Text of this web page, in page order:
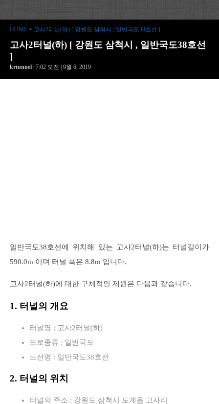
HOME > 고사2터널(하) [ 강원도 삼척시 , 일반국도38호선 ]
고사2터널(하) [ 강원도 삼척시 , 일반국도38호선
]
krtunnel | 7:02 오전 | 9월 6, 2019
일반국도38호선에 위치해 있는 고사2터널(하)는 터널길이가
590.0m 이며 터널 폭은 8.8m 입니다.
고사2터널(하)에 대한 구체적인 제원은 다음과 같습니다.
1. 터널의 개요
터널명 : 고사2터널(하)
도로종류 : 일반국도
노선명 : 일반국도38호선
2. 터널의 위치
터널의 주소 : 강원도 삼척시 도계읍 고사리